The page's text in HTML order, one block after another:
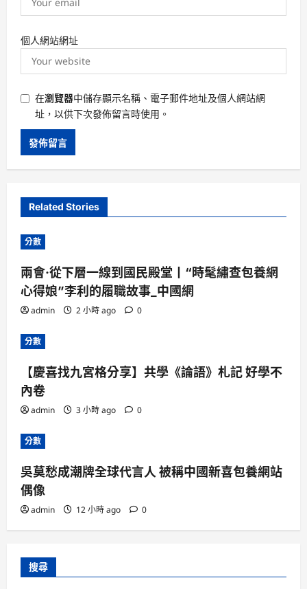
個人網站網址
在瀏覽器中儲存顯示名稱、電子郵件地址及個人網站網
址，以供下次發佈留言時使用。
Related Stories
分數
兩會·從下層一線到國民殿堂丨“時髦繡查包養網
心得娘”李利的履職故事_中國網
admin 2 小時 ago 0
分數
【慶喜找九宮格分享】共學《論語》札記 好學不
內卷
admin 3 小時 ago 0
分數
吳莫愁成潮牌全球代言人 被稱中國新喜包養網站
偶像
admin 12 小時 ago 0
搜尋